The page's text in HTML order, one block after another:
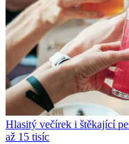
Hlasitý večírek i štěkající
až 15 tisíc